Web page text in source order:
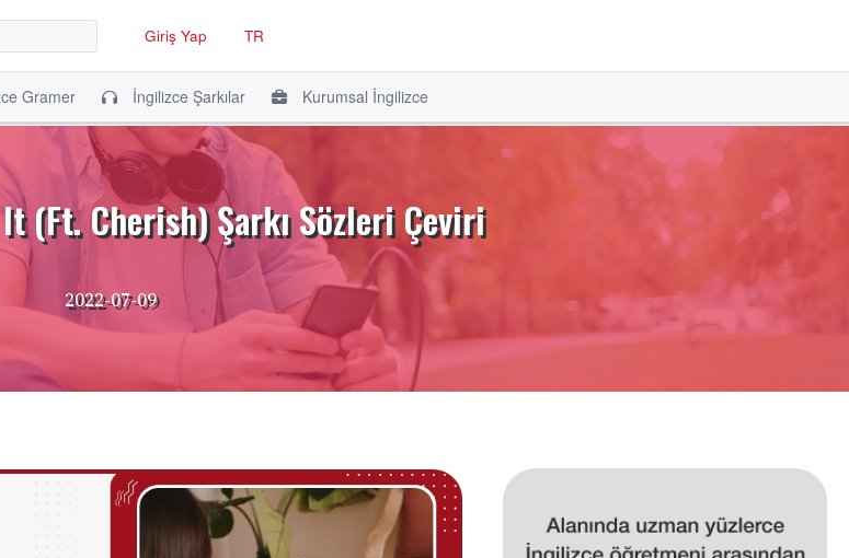
Giriş Yap TR
Gramer İngilizce Şarkılar Kurumsal İngilizce
(Ft. Cherish) Şarkı Sözleri Çeviri
2022-07-09